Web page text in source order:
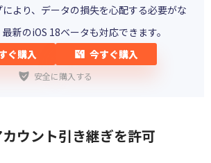
より、データの損失を心配する必要がな
新のiOS 18ベータも対応できます。
ぐ購入
今すぐ購入
安全に購入する
ウント引き継ぎを許可